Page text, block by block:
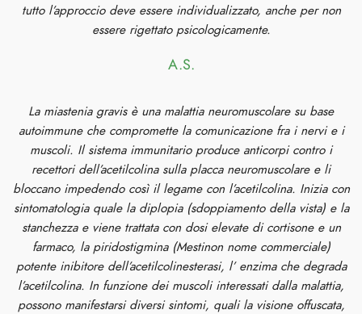
tutto l’approccio deve essere individualizzato, anche per non
essere rigettato psicologicamente.
A.S.
La miastenia gravis è una malattia neuromuscolare su base
autoimmune che compromette la comunicazione fra i nervi e i
muscoli. Il sistema immunitario produce anticorpi contro i
recettori dell’acetilcolina sulla placca neuromuscolare e li
bloccano impedendo così il legame con l’acetilcolina. Inizia con
sintomatologia quale la diplopia (sdoppiamento della vista) e la
stanchezza e viene trattata con dosi elevate di cortisone e un
farmaco, la piridostigmina (Mestinon nome commerciale)
potente inibitore dell’acetilcolinesterasi, l’ enzima che degrada
l’acetilcolina. In funzione dei muscoli interessati dalla malattia,
possono manifestarsi diversi sintomi, quali la visione offuscata,